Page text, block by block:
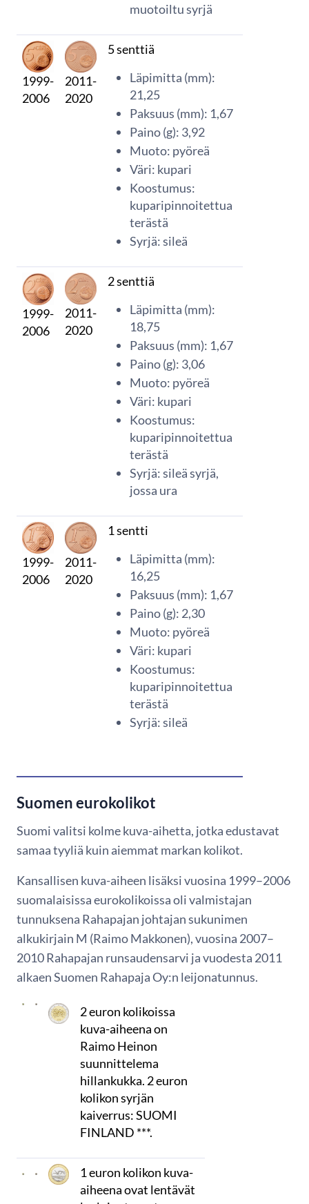
muotoiltu syrjä
1999-
2006
2011-
2020
5 senttiä
Läpimitta (mm):
21,25
Paksuus (mm): 1,67
Paino (g): 3,92
Muoto: pyöreä
Väri: kupari
Koostumus:
kuparipinnoitettua
terästä
Syrjä: sileä
1999-
2006
2011-
2020
2 senttiä
Läpimitta (mm):
18,75
Paksuus (mm): 1,67
Paino (g): 3,06
Muoto: pyöreä
Väri: kupari
Koostumus:
kuparipinnoitettua
terästä
Syrjä: sileä syrjä,
jossa ura
1999-
2006
2011-
2020
1 sentti
Läpimitta (mm):
16,25
Paksuus (mm): 1,67
Paino (g): 2,30
Muoto: pyöreä
Väri: kupari
Koostumus:
kuparipinnoitettua
terästä
Syrjä: sileä
Suomen eurokolikot
Suomi valitsi kolme kuva-aihetta, jotka edustavat
samaa tyyliä kuin aiemmat markan kolikot.
Kansallisen kuva-aiheen lisäksi vuosina 1999–2006
suomalaisissa eurokolikoissa oli valmistajan
tunnuksena Rahapajan johtajan sukunimen
alkukirjain M (Raimo Makkonen), vuosina 2007–
2010 Rahapajan runsaudensarvi ja vuodesta 2011
alkaen Suomen Rahapaja Oy:n leijonatunnus.
2 euron kolikoissa
kuva-aiheena on
Raimo Heinon
suunnittelema
hillankukka. 2 euron
kolikon syrjän
kaiverrus: SUOMI
FINLAND ***.
1 euron kolikon kuva-
aiheena ovat lentävät